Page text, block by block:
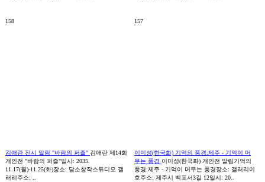
158
김애란 전시 알림 "바람의 퍼즐" 김애란 제14회
개인전 "바람의 퍼즐"일시: 2035.
11.17(월)-11.25(화)장소: 담소창작스튜디오 갤
러리주소: ..
157
이미성(한국화) 기억의 풍경:제주 - 기억이 머
무는 풍경 이미성(한국화) 개인전 알림기억의
풍경:제주 - 기억이 머무는 풍경장소: 갤러리이
호주소: 제주시 백포서3길 12일시: 20..